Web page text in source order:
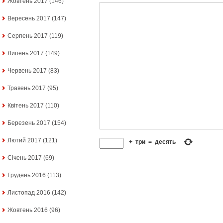
Вересень 2017 (147)
Серпень 2017 (119)
Липень 2017 (149)
Червень 2017 (83)
Травень 2017 (95)
Квітень 2017 (110)
Березень 2017 (154)
Лютий 2017 (121)
Січень 2017 (69)
Грудень 2016 (113)
Листопад 2016 (142)
Жовтень 2016 (96)
+ три = десять